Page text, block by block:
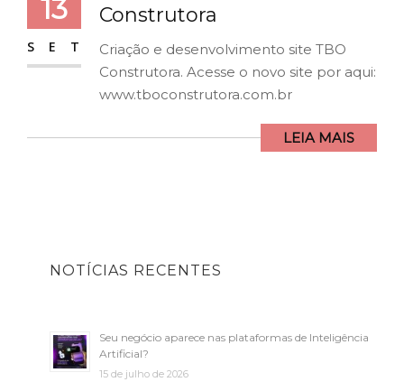
13
SET
Construtora
Criação e desenvolvimento site TBO
Construtora. Acesse o novo site por aqui:
www.tboconstrutora.com.br
LEIA MAIS
NOTÍCIAS RECENTES
Seu negócio aparece nas plataformas de Inteligência
Artificial?
15 de julho de 2026